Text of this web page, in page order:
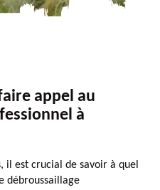
appel au
à
il est crucial de savoir à quel
débroussaillage